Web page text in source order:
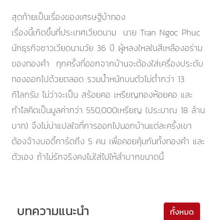
สุดท้ายเป็นเรื่องของเศรษฐีบ้าทอง
เรื่องนี้เกิดขึ้นที่ประเทศเวียดนาม นาย Tran Ngoc Phuc
นักธุรกิจชาวเวียดนามวัย 36 ปี ผู้หลงใหลในสีเหลืองอร่าม
ของทองคำ ทุกครั้งที่ออกจากบ้านจะต้องใส่เครื่องประดับ
ทองออกไปด้วยตลอด รวมน้ำหนักบนตัวไม่ต่ำกว่า 13
กิโลกรัม ไม่ว่าจะเป็น สร้อยคอ เหรียญทองห้อยคอ และ
กำไลคิดเป็นมูลค่ากว่า 550,000เหรียญ (ประมาณ 18 ล้าน
บาท) จึงไม่น่าแปลใจที่การออกไปนอกบ้านแต่ละครั้งเขา
ต้องจ้างบอดี้การ์ดถึง 5 คน เพื่อคอยคุ้มกันทั้งทองคำ และ
ตัวเอง ถ้าไม่รักจริงคงไม่ใส่ไปให้ลำบากขนาดนี้
บทความแนะนำ ทั้งหมด